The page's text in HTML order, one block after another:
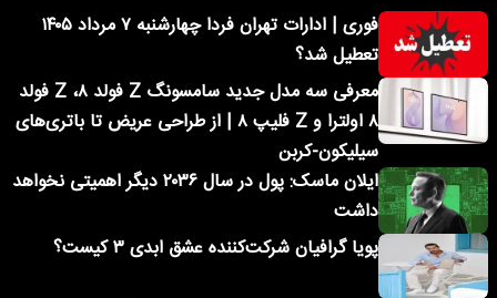
فوری | ادارات تهران فردا چهارشنبه ۷ مرداد ۱۴۰۵
تعطیل شد؟
معرفی سه مدل جدید سامسونگ Z فولد ۸، Z فولد
۸ اولترا و Z فلیپ ۸ | از طراحی عریض تا باتری‌های
سیلیکون-کربن
ایلان ماسک: پول در سال ۲۰۳۶ دیگر اهمیتی نخواهد
داشت
پویا گرافیان شرکت‌کننده عشق ابدی ۳ کیست؟